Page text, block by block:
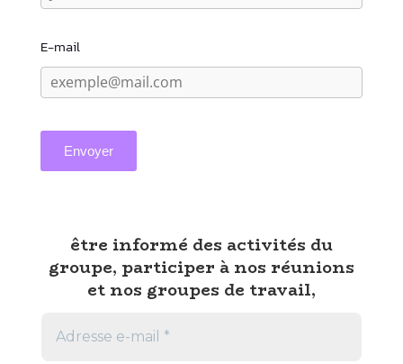
E-mail
Envoyer
être informé des activités du
groupe, participer à nos réunions
et nos groupes de travail,